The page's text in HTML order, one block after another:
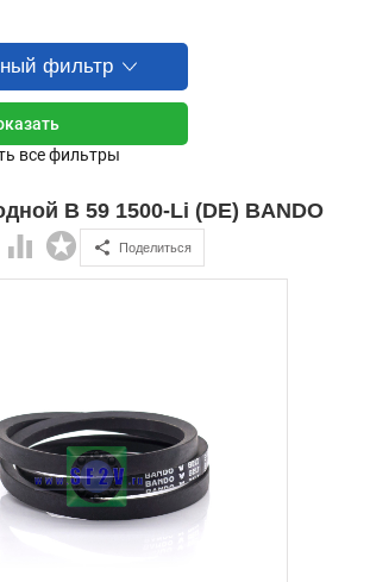
фильтр
B 59 1500-Li (DE) BANDO
Поделиться